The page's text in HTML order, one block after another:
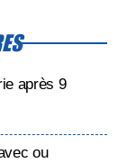
après 9
ou